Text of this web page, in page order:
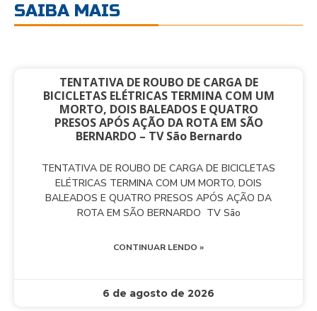
SAIBA MAIS
TENTATIVA DE ROUBO DE CARGA DE
BICICLETAS ELÉTRICAS TERMINA COM UM
MORTO, DOIS BALEADOS E QUATRO
PRESOS APÓS AÇÃO DA ROTA EM SÃO
BERNARDO – TV São Bernardo
TENTATIVA DE ROUBO DE CARGA DE BICICLETAS
ELÉTRICAS TERMINA COM UM MORTO, DOIS
BALEADOS E QUATRO PRESOS APÓS AÇÃO DA
ROTA EM SÃO BERNARDO TV São
CONTINUAR LENDO »
6 de agosto de 2026